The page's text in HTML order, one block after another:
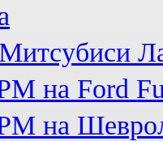
на Ford
на